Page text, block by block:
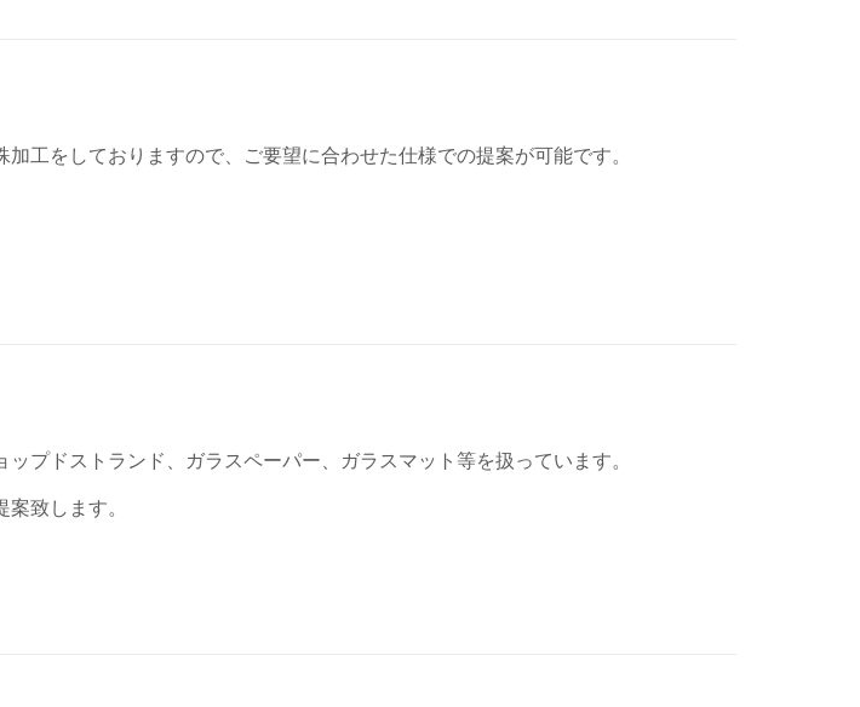
工をしておりますので、ご要望に合わせた仕様での提案が可能です。
プドストランド、ガラスペーパー、ガラスマット等を扱っています。
致します。